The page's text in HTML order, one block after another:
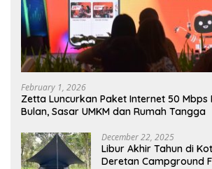
February 1, 2026
Zetta Luncurkan Paket Internet 50 Mbps
Bulan, Sasar UMKM dan Rumah Tangga
December 22, 2025
Libur Akhir Tahun di
Deretan Campground